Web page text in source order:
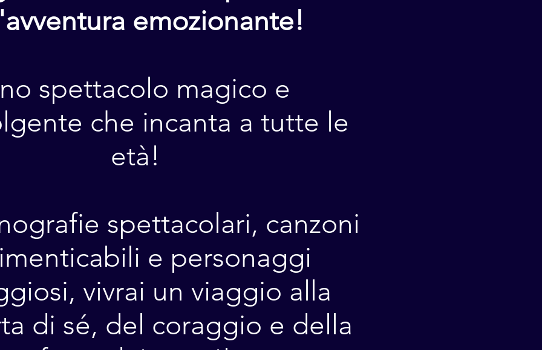
emozionante!
spettacolo magico e
che incanta a tutte le
età!
spettacolari, canzoni
e personaggi
vivrai un viaggio alla
di sé, del coraggio e della